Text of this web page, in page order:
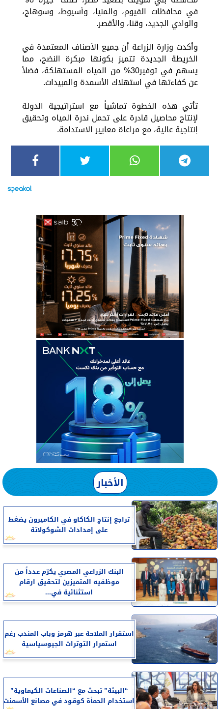
في محافظات الفيوم، والمنيا، وأسيوط، وسوهاج،
والوادي الجديد، وقنا، والأقصر.
وأكدت وزارة الزراعة أن جميع الأصناف المعتمدة في
الخريطة الجديدة تتميز بكونها مبكرة النضج، مما
يسهم في توفير30% من المياه المستهلكة، فضلاً
عن كفاءتها في استهلاك الأسمدة والمبيدات.
تأتي هذه الخطوة تماشياً مع استراتيجية الدولة
لإنتاج محاصيل قادرة على تحمل ندرة المياه وتحقيق
إنتاجية عالية، مع مراعاة معايير الاستدامة.
الأخبار
تراجع إنتاج الكاكاو في الكاميرون يضغط
على إمدادات الشوكولاتة
البنك الزراعي المصري يكرّم عدداً من
موظفيه المتميزين لتحقيق ارقام
استثنائية في...
استقرار الملاحة عبر هرمز وباب المندب رغم
استمرار التوترات الجيوسياسية
“البيئة” تبحث مع “الصناعات الكيماوية”
استخدام الحمأة كوقود في مصانع الأسمنت